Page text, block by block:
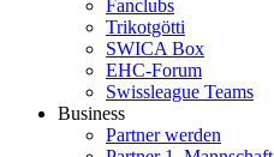
Fanclubs
Trikotgötti
SWICA Box
EHC-Forum
Swissleague Teams
Business
Partner werden